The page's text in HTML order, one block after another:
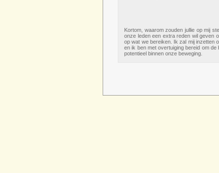
Kortom, waarom zouden jullie op mij
onze leden een extra reden wil geven
op wat we bereiken. Ik zal mij inzetten
en ik ben met overtuiging bereid om
potentieel binnen onze beweging.